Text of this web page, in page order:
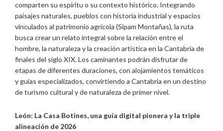
comparten su espíritu o su contexto histórico. Integrando
paisajes naturales, pueblos con historia industrial y espacios
vinculados al patrimonio agrícola (Sipam Montañas), la ruta
busca crear un relato integral sobre la relación entre el
hombre, la naturaleza y la creación artística en la Cantabria de
finales del siglo XIX. Los caminantes podrán disfrutar de
etapas de diferentes duraciones, con alojamientos temáticos
y guías especializados, convirtiendo a Cantabria en un destino
de turismo cultural y de naturaleza de primer nivel.
León: La Casa Botines, una guía digital pionera y la triple
alineación de 2026